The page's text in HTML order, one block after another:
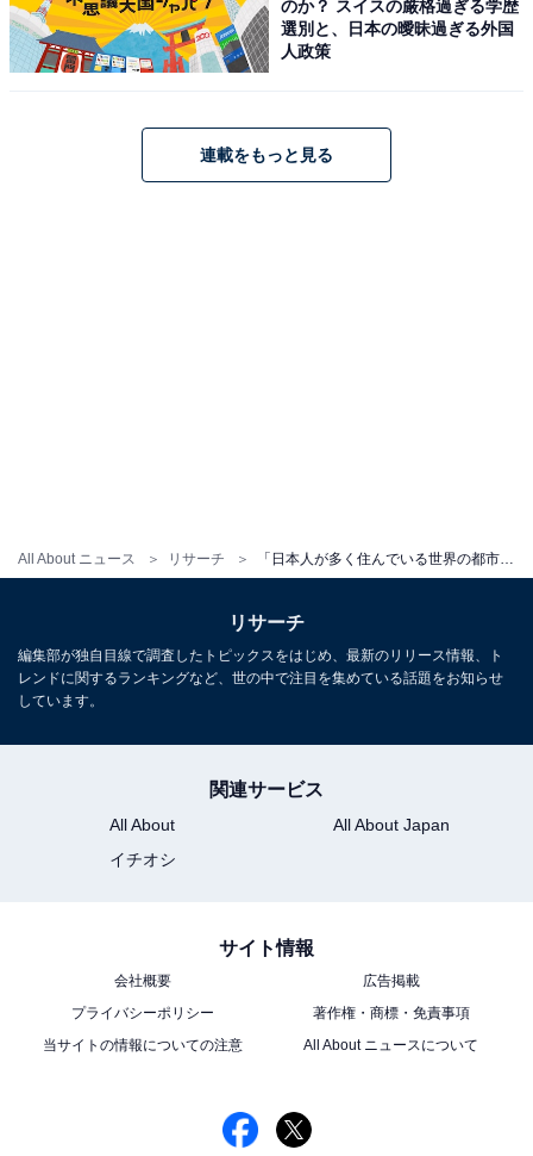
All About ニュース リサーチ
のか？ スイスの厳格過ぎる学歴
選別と、日本の曖昧過ぎる外国
人政策
連載をもっと見る
リサーチ
編集部が独自目線で調査したトピックスをはじめ、最新のリリース情報、ト
レンドに関するランキングなど、世の中で注目を集めている話題をお知らせ
しています。
関連サービス
All About
All About Japan
イチオシ
サイト情報
会社概要
広告掲載
プライバシーポリシー
著作権・商標・免責事項
当サイトの情報についての注意
All About ニュースについて